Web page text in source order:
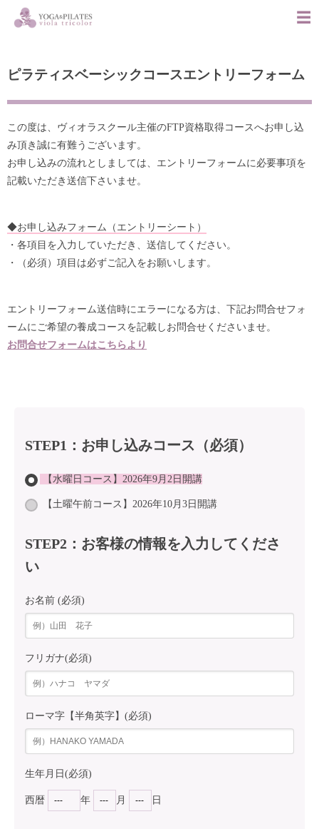
ピラティスベーシックコースエントリーフォーム
この度は、ヴィオラスクール主催のFTP資格取得コースへお申し込
み頂き誠に有難うございます。
お申し込みの流れとしましては、エントリーフォームに必要事項を
記載いただき送信下さいませ。
◆お申し込みフォーム（エントリーシート）
・各項目を入力していただき、送信してください。
・（必須）項目は必ずご記入をお願いします。
エントリーフォーム送信時にエラーになる方は、下記お問合せフォ
ームにご希望の養成コースを記載しお問合せくださいませ。
お問合せフォームはこちらより
STEP1：お申し込みコース（必須）
【水曜日コース】2026年9月2日開講
【土曜午前コース】2026年10月3日開講
STEP2：お客様の情報を入力してくださ
い
お名前 (必須)
フリガナ(必須)
ローマ字【半角英字】(必須)
生年月日(必須)
西暦 年 月 日